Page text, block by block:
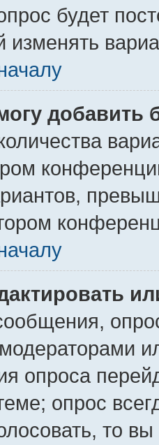
будет
изменять
добавить
опроса
опрос
то